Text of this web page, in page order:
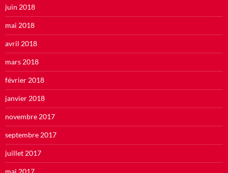
juin 2018
mai 2018
avril 2018
mars 2018
février 2018
janvier 2018
novembre 2017
septembre 2017
juillet 2017